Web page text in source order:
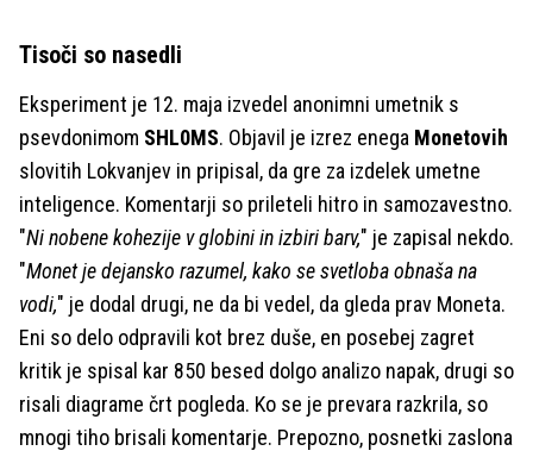
Tisoči so nasedli
Eksperiment je 12. maja izvedel anonimni umetnik s
psevdonimom SHL0MS. Objavil je izrez enega Monetovih
slovitih Lokvanjev in pripisal, da gre za izdelek umetne
inteligence. Komentarji so prileteli hitro in samozavestno.
"Ni nobene kohezije v globini in izbiri barv," je zapisal nekdo.
"Monet je dejansko razumel, kako se svetloba obnaša na
vodi," je dodal drugi, ne da bi vedel, da gleda prav Moneta.
Eni so delo odpravili kot brez duše, en posebej zagret
kritik je spisal kar 850 besed dolgo analizo napak, drugi so
risali diagrame črt pogleda. Ko se je prevara razkrila, so
mnogi tiho brisali komentarje. Prepozno, posnetki zaslona